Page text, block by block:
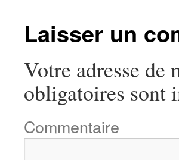
Laisser un
Votre adresse de
obligatoires sont
Commentaire